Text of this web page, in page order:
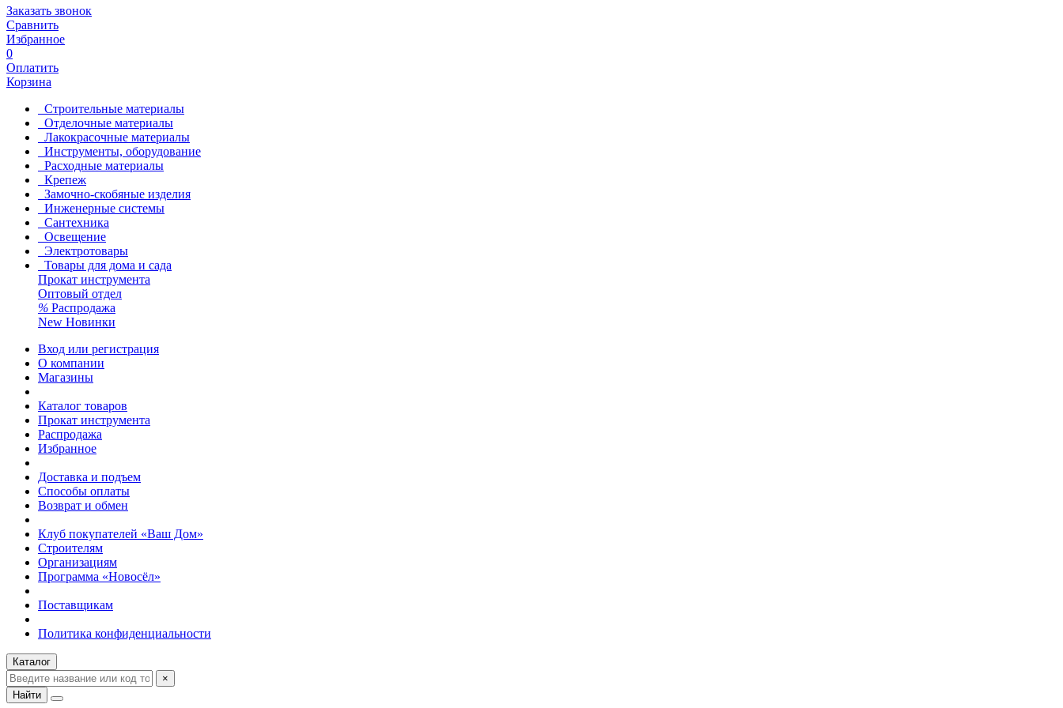
Заказать звонок
Сравнить
Избранное
0
Оплатить
Корзина
Строительные материалы
Отделочные материалы
Лакокрасочные материалы
Инструменты, оборудование
Расходные материалы
Крепеж
Замочно-скобяные изделия
Инженерные системы
Сантехника
Освещение
Электротовары
Товары для дома и сада
Прокат инструмента
Оптовый отдел
% Распродажа
New Новинки
Вход или регистрация
О компании
Магазины
Каталог товаров
Прокат инструмента
Распродажа
Избранное
Доставка и подъем
Способы оплаты
Возврат и обмен
Клуб покупателей «Ваш Дом»
Строителям
Организациям
Программа «Новосёл»
Поставщикам
Политика конфиденциальности
Каталог
×
Найти